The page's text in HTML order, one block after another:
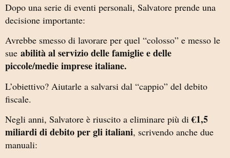
Dopo una serie di eventi personali, Salvatore prende una
decisione importante:
Avrebbe smesso di lavorare per quel “colosso” e messo le
sue abilità al servizio delle famiglie e delle
piccole/medie imprese italiane.
L’obiettivo? Aiutarle a salvarsi dal “cappio” del debito
fiscale.
Negli anni, Salvatore è riuscito a eliminare più di€1,5
miliardi di debito per gli italiani, scrivendo anche due
manuali: